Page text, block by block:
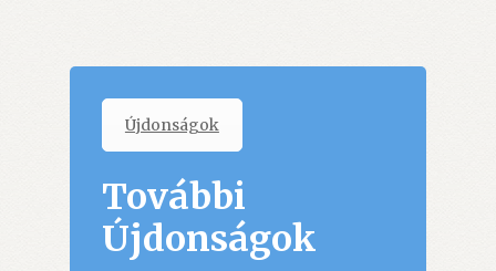
Újdonságok
További
Újdonságok